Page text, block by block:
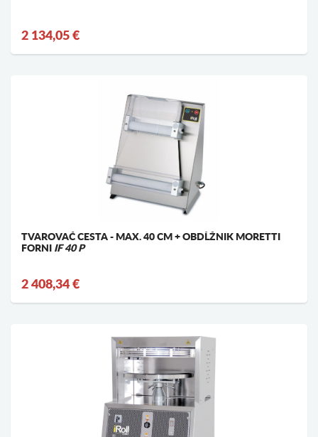
2 134,05 €
TVAROVAČ CESTA - MAX. 40 CM + OBDĹŽNIK MORETTI
FORNI IF 40 P
2 408,34 €